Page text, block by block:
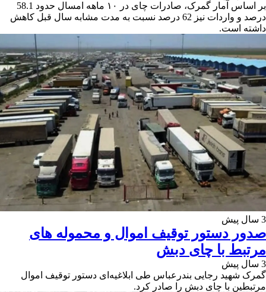
بر اساس آمار گمرک، صادرات چای در ۱۰ ماهه امسال حدود 58.1
درصد و واردات نیز 62 درصد نسبت به مدت مشابه سال قبل کاهش
داشته است.
3 سال پیش
صدور دستور توقیف اموال و محموله های
مرتبط با چای دبش
3 سال پیش
گمرک شهید رجایی بندرعباس طی ابلاغیه‌ای دستور توقیف اموال
مرتبطین با چای دبش را صادر کرد.